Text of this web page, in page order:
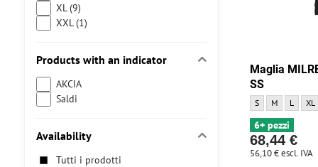
Maglia
SS
Maglia MILREMO
S Maglia
M Maglia
L XL
6+ pezzi
68,44 €
56,10 €escl. IVA
XL (9)
XXL (1)
Products with an indicator
AKCIA
Saldi
Availability
Tutti i prodotti